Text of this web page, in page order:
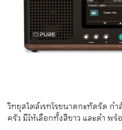
วิทยุสไตล์เรทโรขนาดกะทัดรัด ก
ครัว มีให้เลือกทั้งสีขาว และดำ พร้